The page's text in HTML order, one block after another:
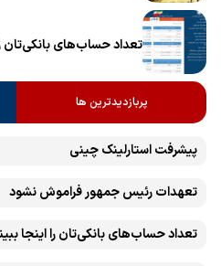
تعداد حساب‌های بانکی‌تان
پربازدیدترین ها
پیشرفت ‏استارلینک چینی
تعهدات رئیس جمهور فراموش نشود
تعداد حساب‌های بانکی‌تان را اینجا